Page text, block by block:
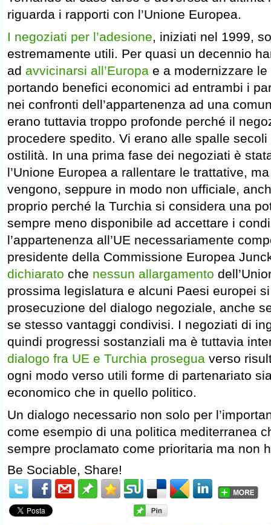
riguarda i rapporti con l’Unione Europea.
I negoziati per l’adesione, iniziati nel 1999,
estremamente utili. Per quasi un decennio
ad avvicinarsi all’Europa e a modernizzare
portando benefici economici ad entrambi i
nei confronti dell’appartenenza ad una
erano tuttavia troppo profonde perché il
procedere spedito. Vi erano alle spalle
ostilità. In una prima fase dei negoziati è
l’Unione Europea a rallentare le trattative,
vengono, seppure in modo non ufficiale,
proprio perché la Turchia si considera una
sempre meno disponibile ad accettare i
l’appartenenza all’UE necessariamente
presidente della Commissione Europea
dichiarato che nessun allargamento
prossima legislatura e alcuni Paesi europei
prosecuzione del dialogo negoziale, anche
se stesso vantaggi condivisi. I negoziati di
quindi progressi sostanziali ma è tuttavia
dialogo fra UE e Turchia prosegua verso
ogni modo verso utili forme di partenariato
economico che in quello politico.
Un dialogo necessario non solo per
come esempio di una politica mediterranea
sempre proclamato come prioritaria ma non
Be Sociable, Share!